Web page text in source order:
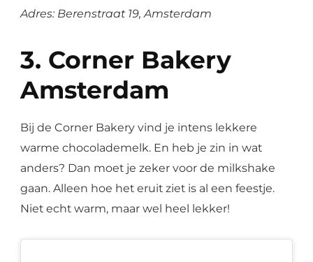
Adres: Berenstraat 19, Amsterdam
3. Corner Bakery
Amsterdam
Bij de Corner Bakery vind je intens lekkere
warme chocolademelk. En heb je zin in wat
anders? Dan moet je zeker voor de milkshake
gaan. Alleen hoe het eruit ziet is al een feestje.
Niet echt warm, maar wel heel lekker!